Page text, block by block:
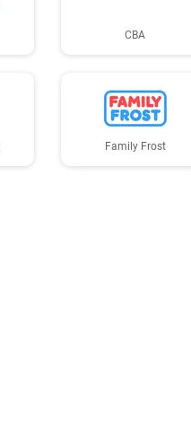
CBA
Family Frost